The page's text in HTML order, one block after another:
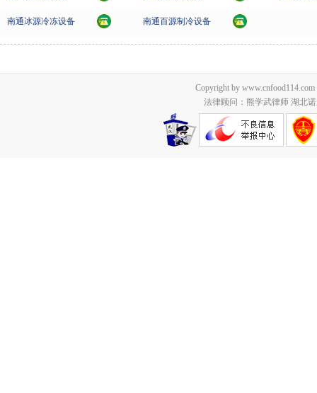
南通冰源冷冻设备 南通百源制冷设备
Copyright by
法律顾问：熊学武律师 湖北